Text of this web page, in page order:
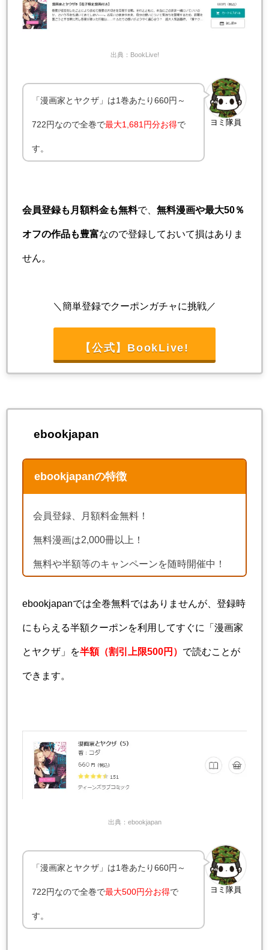
出典：BookLive!
ヨミ隊員
「漫画家とヤクザ」は1巻あたり660円～
722円なので全巻で最大1,681円分お得で
す。
会員登録も月額料金も無料で、 無料漫画や最大50％
オフの作品も豊富なので登録しておいて損はありま
せん。
＼簡単登録でクーポンガチャに挑戦／
【公式】BookLive!
ebookjapan
ebookjapanの特徴
会員登録、月額料金無料！
無料漫画は2,000冊以上！
無料や半額等のキャンペーンを随時開催中！
ebookjapanでは全巻無料ではありませんが、登録時
にもらえる半額クーポンを利用してすぐに「漫画家
とヤクザ」を半額（割引上限500円） で読むことが
できます。
出典：ebookjapan
ヨミ隊員
「漫画家とヤクザ」は1巻あたり660円～
722円なので全巻で最大500円分お得で
す。